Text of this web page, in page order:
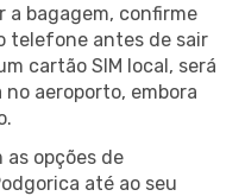
a bagagem, confirme
telefone antes de sair
cartão SIM local, será
aeroporto, embora
opções de
até ao seu